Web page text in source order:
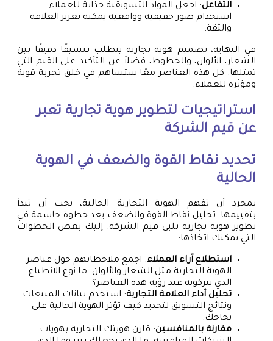
التفاعل: اجعل المواد التسويقية جذابة للعملاء.
استخدام صور حقيقية وواقعية يمكنه تعزيز العلاقة
والثقة.
في النهاية، تصميم هوية تجارية يتطلب تنسيقًا دقيقًا بين
الشعار، الألوان، والخطوط، فضلاً عن التأكيد على القيم التي
تمثلها. كل هذه العناصر معًا ستساهم في خلق تجربة قوية
ومؤثرة للعملاء.
استراتيجيات لتطوير هوية تجارية تعبر
عن قيم الشركة
تحديد نقاط القوة والضعف في الهوية
الحالية
بمجرد أن تفهم الهوية التجارية الحالية، يجب أن تبدأ
بتقييمها. تحليل نقاط القوة والضعف يعد خطوة حاسمة في
تطوير هوية تجارية تلبي قيم الشركة. إليك بعض الخطوات
التي يمكنك اتخاذها:
استطلاع آراء العملاء: اجمع ملاحظاتهم حول عناصر
الهوية التجارية مثل الشعار والألوان. ما نوع الانطباع
الذي يتركونه عند رؤية هذه العناصر؟
تحليل أداء العلامة التجارية: استخدم بيانات المبيعات
ونتائج التسويق لتحديد كيف تؤثر الهوية الحالية على
نجاحك.
مقارنة بالمنافسين: قارن هويتك التجارية بهويات